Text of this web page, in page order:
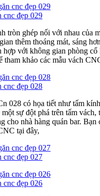
cnc đẹp 029
tròn ghép nối với nhau của
thêm thoáng mát, sáng
hợp với không gian phòng
tham khảo các mẫu vách
cnc đẹp 028
028 có họa tiết như tấm
sự đột phá trên tấm vách,
cho nhà hàng quán bar. Bạn
tại đây,
cnc đẹp 027
cnc đẹp 026